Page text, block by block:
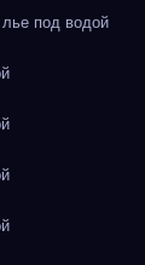
под водой